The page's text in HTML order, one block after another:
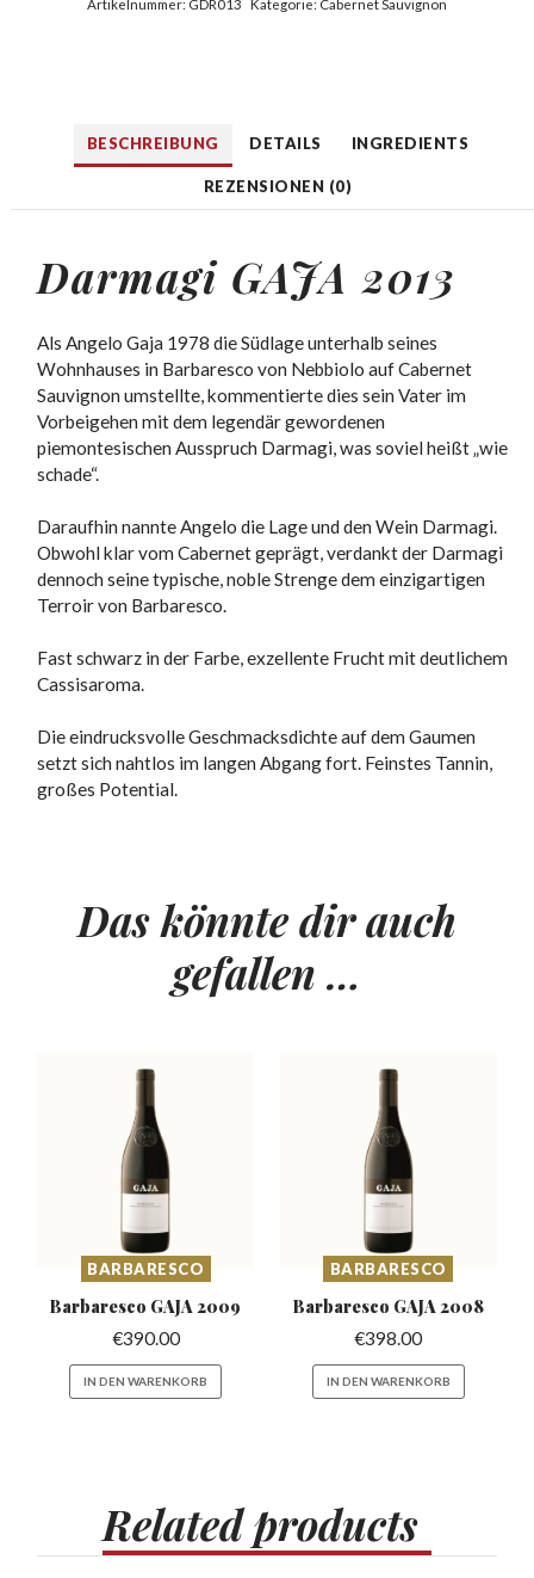
Artikelnummer: GDR013 Kategorie: Cabernet Sauvignon
BESCHREIBUNG DETAILS INGREDIENTS
REZENSIONEN (0)
Darmagi GAJA 2013
Als Angelo Gaja 1978 die Südlage unterhalb seines
Wohnhauses in Barbaresco von Nebbiolo auf Cabernet
Sauvignon umstellte, kommentierte dies sein Vater im
Vorbeigehen mit dem legendär gewordenen
piemontesischen Ausspruch Darmagi, was soviel heißt „wie
schade“.
Daraufhin nannte Angelo die Lage und den Wein Darmagi.
Obwohl klar vom Cabernet geprägt, verdankt der Darmagi
dennoch seine typische, noble Strenge dem einzigartigen
Terroir von Barbaresco.
Fast schwarz in der Farbe, exzellente Frucht mit deutlichem
Cassisaroma.
Die eindrucksvolle Geschmacksdichte auf dem Gaumen
setzt sich nahtlos im langen Abgang fort. Feinstes Tannin,
großes Potential.
Das könnte dir auch
gefallen …
BARBARESCO
Barbaresco GAJA 2009
€390.00
IN DEN WARENKORB
BARBARESCO
Barbaresco GAJA 2008
€398.00
IN DEN WARENKORB
Relatedproducts